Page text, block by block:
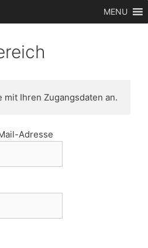
MENU
Ihren Zugangsdaten an.
Adresse